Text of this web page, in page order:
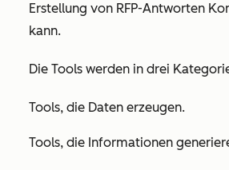
Erstellung von RFP-Antworten
kann.
Die Tools werden in drei
Tools, die Daten erzeugen.
Tools, die Informationen